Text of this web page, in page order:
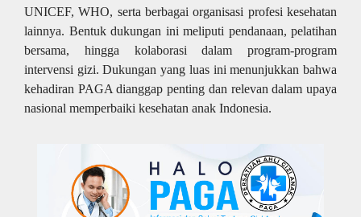
UNICEF, WHO, serta berbagai organisasi profesi kesehatan
lainnya. Bentuk dukungan ini meliputi pendanaan, pelatihan
bersama, hingga kolaborasi dalam program-program
intervensi gizi. Dukungan yang luas ini menunjukkan bahwa
kehadiran PAGA dianggap penting dan relevan dalam upaya
nasional memperbaiki kesehatan anak Indonesia.